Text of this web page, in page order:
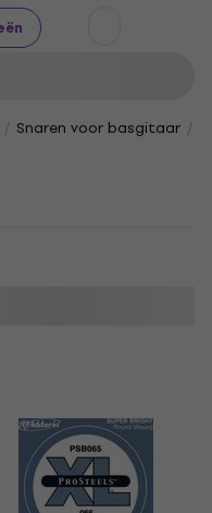
Snaren voor basgitaar